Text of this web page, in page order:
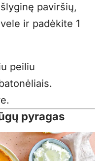
paviršių,
ir padėkite 1
peiliu
pyragas